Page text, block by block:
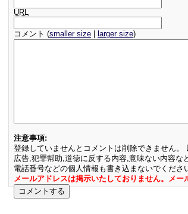
URL
コメント (smaller size larger size)
注意事項:
登録していませんとコメントは削除できません。
広告,犯罪幇助,道徳に反する内容,意味ない内容な
電話番号などの個人情報も書き込まないでくださ
メールアドレスは掲示いたしておりません。メー